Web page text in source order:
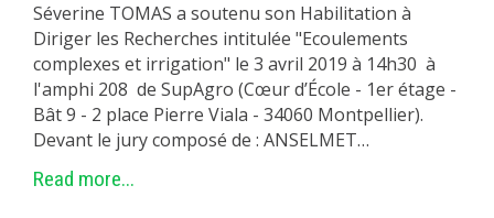
Séverine TOMAS a soutenu son Habilitation à
Diriger les Recherches intitulée "Ecoulements
complexes et irrigation" le 3 avril 2019 à 14h30 à
l'amphi 208 de SupAgro (Cœur d’École - 1er étage -
Bât 9 - 2 place Pierre Viala - 34060 Montpellier).
Devant le jury composé de : ANSELMET…
Read more...